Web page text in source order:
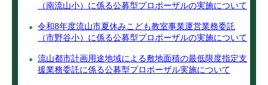
（南流山小）に係る公募型プロポーザルの実施について
令和8年度流山市夏休みこども教室事業運営業務委託
（市野谷小）に係る公募型プロポーザルの実施について
流山都市計画用途地域による敷地面積の最低限度指定支
援業務委託に係る公募型プロポーザル実施について